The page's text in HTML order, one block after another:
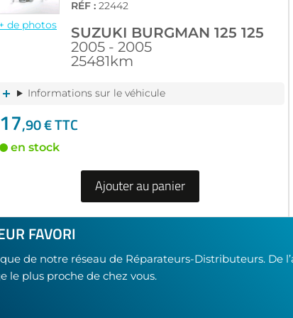
+ de photos
RÉF : 22442
SUZUKI BURGMAN 125 125
2005 - 2005
25481km
Informations sur le véhicule
17,90 € TTC
en stock
Ajouter au panier
FAVORI
de notre réseau de Réparateurs-Distributeurs. De
le plus proche de chez vous.